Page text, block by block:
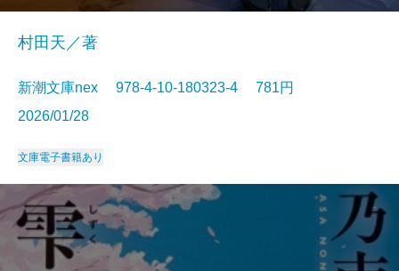
村田天／著
新潮文庫nex 978-4-10-180323-4 781円
2026/01/28
文庫電子書籍あり